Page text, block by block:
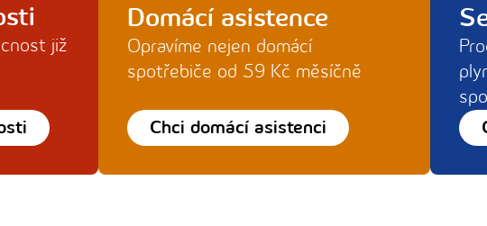
již
Domácí asistence
Opravíme nejen domácí
spotřebiče od 59 Kč měsíčně
Chci domácí asistenci